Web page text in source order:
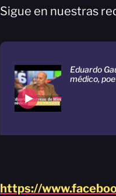
Sigue en nuestras
Eduardo
médico,
https://